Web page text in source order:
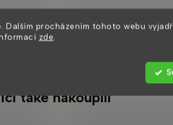
Dalším procházením tohoto webu
zde.
také nakoupili